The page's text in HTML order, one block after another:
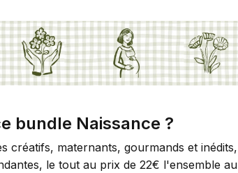
bundle Naissance ?
créatifs, maternants, gourmands et inédits,
le tout au prix de 22€ l'ensemble au